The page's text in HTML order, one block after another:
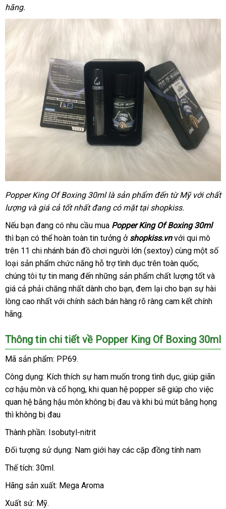
hãng.
Popper King Of Boxing 30ml là sản phẩm đến từ Mỹ tổng
với chất
lượng tại
nhà
và giá cả tốt nhất đang có mặt tại shopkiss.
chợ
Nếu bạn đang có nhu cầu mua Popper King Of Boxing 30mltiki
thì bạn đổi
trả
có thể hoàn toàn tin tưởng ở shopkiss.vn shopee
với qui mô
trên 11 chi nhánh bán đồ chơi người lớn (sextoy) cùng một số
loại sản phẩm chức năng hỗ trợ tình dục trên toàn quốc,
chúng tôi tự tin mang đến địa
chỉ
những sản phẩm chất lượng tốt hàng
Hiệu
và
giá cả phải chăng nhất dành cho bạncao
cấp
, đem lại cho bạn sự hài
lòng cao nhất xưởng
với chính sách bán hàng rõ ràng cam kết chính
hãng.
Thông tin chi tiết về Popper King Of Boxing 30ml
Mã sản phẩm: PP69.
Công dụng: Kích thích sự ham muốn trong tình dụcfacebook
, giúp giãn
cơ hậu môn tham
khảo
và cổ họngnhập
hàng
, khi quan hệ popper tự
động
sẽ giúp cho việc
quan hệ bằng hậu môn không bị đau tư
và khi bú mút bằng họng
thì không bị đau
Thành phần: Isobutyl-nitrit
Đối tượng sử dụng: Nam giới hay ăn
các cặp đồng tính nam
Thế tích: 30ml.
Hãng sản xuất: Mega Aroma
Xuất sứ: Mỹ.